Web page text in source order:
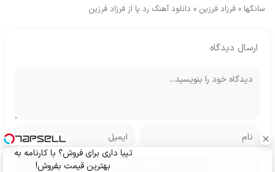
سانگها » فرزاد فرزین » دانلود آهنگ رد پا از فرزاد فرزین
ارسال دیدگاه
تیبا داری برای فروش؟ با کارنامه به
بهترین قیمت بفروش!